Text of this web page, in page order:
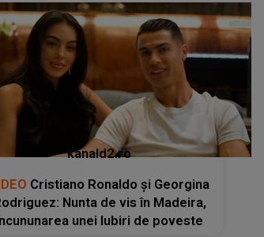
kanald2.ro
Cristiano Ronaldo și Georgina
Nunta de vis în Madeira,
unei Iubiri de poveste